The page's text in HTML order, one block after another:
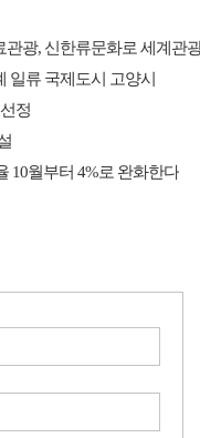
광, 신한류문화로 세계관
일류 국제도시 고양시
정
10월부터 4%로 완화한다